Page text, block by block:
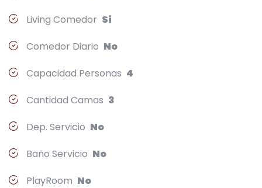
Living Comedor Si
Comedor Diario No
Capacidad Personas 4
Cantidad Camas 3
Dep. Servicio No
Baño Servicio No
PlayRoom No